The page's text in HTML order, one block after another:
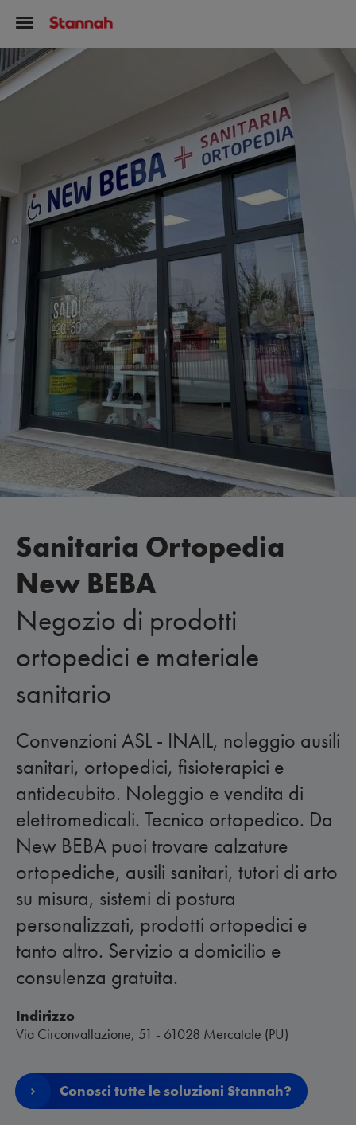
Sanitaria Ortopedia
New BEBA
Negozio di prodotti
ortopedici e materiale
sanitario
Convenzioni ASL - INAIL, noleggio ausili
sanitari, ortopedici, fisioterapici e
antidecubito. Noleggio e vendita di
elettromedicali. Tecnico ortopedico. Da
New BEBA puoi trovare calzature
ortopediche, ausili sanitari, tutori di arto
su misura, sistemi di postura
personalizzati, prodotti ortopedici e
tanto altro. Servizio a domicilio e
consulenza gratuita.
Indirizzo
Via Circonvallazione, 51 - 61028 Mercatale (PU)
Conosci tutte le soluzioni Stannah?